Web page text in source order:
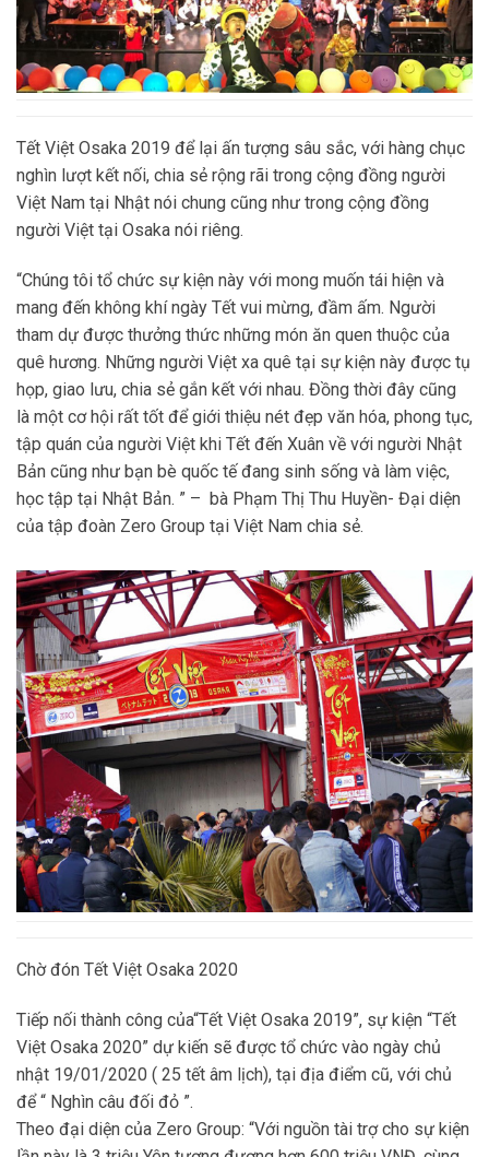
Tết Việt Osaka 2019 để lại ấn tượng sâu sắc, với hàng chục
nghìn lượt kết nối, chia sẻ rộng rãi trong cộng đồng người
Việt Nam tại Nhật nói chung cũng như trong cộng đồng
người Việt tại Osaka nói riêng.
“Chúng tôi tổ chức sự kiện này với mong muốn tái hiện và
mang đến không khí ngày Tết vui mừng, đầm ấm. Người
tham dự được thưởng thức những món ăn quen thuộc của
quê hương. Những người Việt xa quê tại sự kiện này được tụ
họp, giao lưu, chia sẻ gắn kết với nhau. Đồng thời đây cũng
là một cơ hội rất tốt để giới thiệu nét đẹp văn hóa, phong tục,
tập quán của người Việt khi Tết đến Xuân về với người Nhật
Bản cũng như bạn bè quốc tế đang sinh sống và làm việc,
học tập tại Nhật Bản. ” – bà Phạm Thị Thu Huyền- Đại diện
của tập đoàn Zero Group tại Việt Nam chia sẻ.
Chờ đón Tết Việt Osaka 2020
Tiếp nối thành công của“Tết Việt Osaka 2019”, sự kiện “Tết
Việt Osaka 2020” dự kiến sẽ được tổ chức vào ngày chủ
nhật 19/01/2020 ( 25 tết âm lịch), tại địa điểm cũ, với chủ
để “ Nghìn câu đối đỏ ”.
Theo đại diện của Zero Group: “Với nguồn tài trợ cho sự kiện